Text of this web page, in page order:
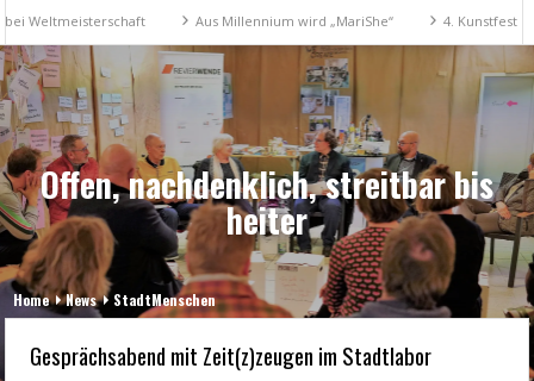
Aus Millennium wird „MariShe“ 4. Kunstfest macht
Offen, nachdenklich, streitbar bis
heiter
Home News StadtMenschen
Gesprächsabend mit Zeit(z)zeugen im Stadtlabor